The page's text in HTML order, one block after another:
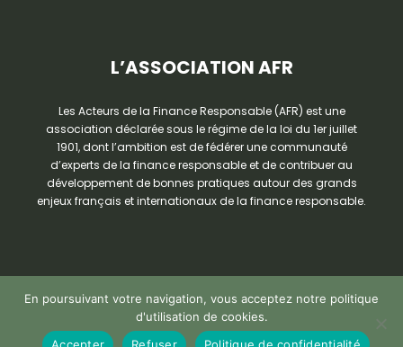
L’ASSOCIATION AFR
Les Acteurs de la Finance Responsable (AFR) est une
association déclarée sous le régime de la loi du 1er juillet
1901, dont l’ambition est de fédérer une communauté
d’experts de la finance responsable et de contribuer au
développement de bonnes pratiques autour des grands
enjeux français et internationaux de la finance responsable.
En poursuivant votre navigation, vous acceptez notre politique
d'utilisation de cookies.
Accepter
Refuser Politique de confidentialité